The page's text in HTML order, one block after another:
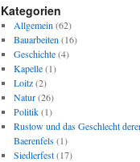
Kategorien
Allgemein (62)
Bauarbeiten (16)
Geschichte(4)
Kapelle(1)
Loitz(2)
Natur(26)
Politik(1)
Rustow und das Geschlecht
Baerenfels(1)
Siedlerfest(17)